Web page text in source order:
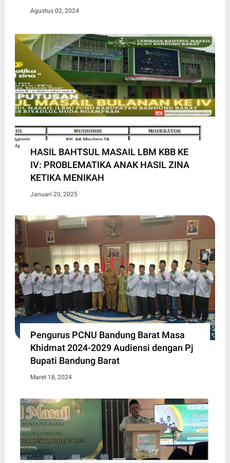
Agustus 02, 2024
HASIL BAHTSUL MASAIL LBM KBB KE
IV: PROBLEMATIKA ANAK HASIL ZINA
KETIKA MENIKAH
Januari 20, 2025
Pengurus PCNU Bandung Barat Masa
Khidmat 2024-2029 Audiensi dengan Pj
Bupati Bandung Barat
Maret 18, 2024